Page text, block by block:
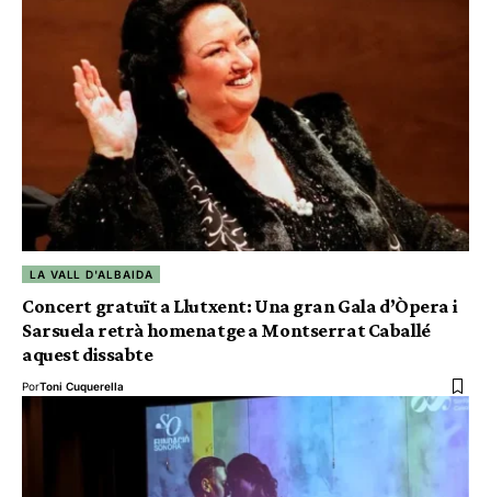
LA VALL D'ALBAIDA
Concert gratuït a Llutxent: Una gran Gala d’Òpera i
Sarsuela retrà homenatge a Montserrat Caballé
aquest dissabte
PorToni Cuquerella